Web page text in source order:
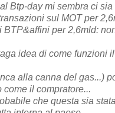
Btp-day mi sembra ci sia
sul MOT per
BTP&affini per 2,6mld:
idea di come funzioni
alla canna del gas...)
come il compratore...
che questa sia